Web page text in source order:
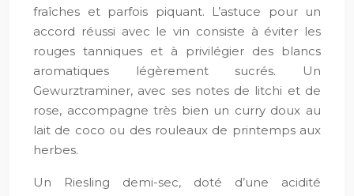
fraîches et parfois piquant. L’astuce pour un
accord réussi avec le vin consiste à éviter les
rouges tanniques et à privilégier des blancs
aromatiques légèrement sucrés. Un
Gewurztraminer, avec ses notes de litchi et de
rose, accompagne très bien un curry doux au
lait de coco ou des rouleaux de printemps aux
herbes.
Un Riesling demi-sec, doté d’une acidité